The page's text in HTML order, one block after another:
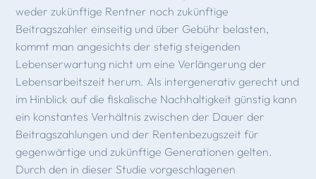
weder zukünftige Rentner noch zukünftige
Beitragszahler einseitig und über Gebühr belasten,
kommt man angesichts der stetig steigenden
Lebenserwartung nicht um eine Verlängerung der
Lebensarbeitszeit herum. Als intergenerativ gerecht und
im Hinblick auf die fiskalische Nachhaltigkeit günstig kann
ein konstantes Verhältnis zwischen der Dauer der
Beitragszahlungen und der Rentenbezugszeit für
gegenwärtige und zukünftige Generationen gelten.
Durch den in dieser Studie vorgeschlagenen